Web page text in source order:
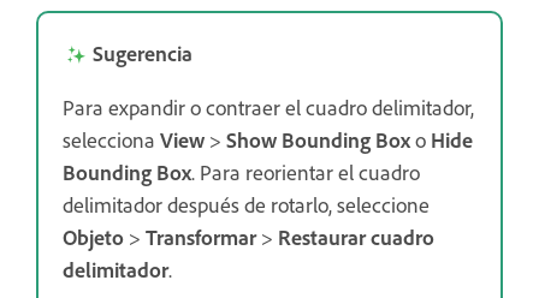
Sugerencia
Para expandir o contraer el cuadro delimitador,
selecciona View > Show Bounding Boxo Hide
Bounding Box. Para reorientar el cuadro
delimitador después de rotarlo, seleccione
Objeto > Transformar> Restaurar cuadro
delimitador.